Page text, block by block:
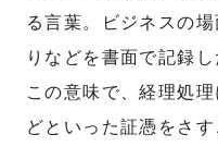
る言葉。ビジネスの
りなどを書面で記録
この意味で、経理処
どといった証憑をさ